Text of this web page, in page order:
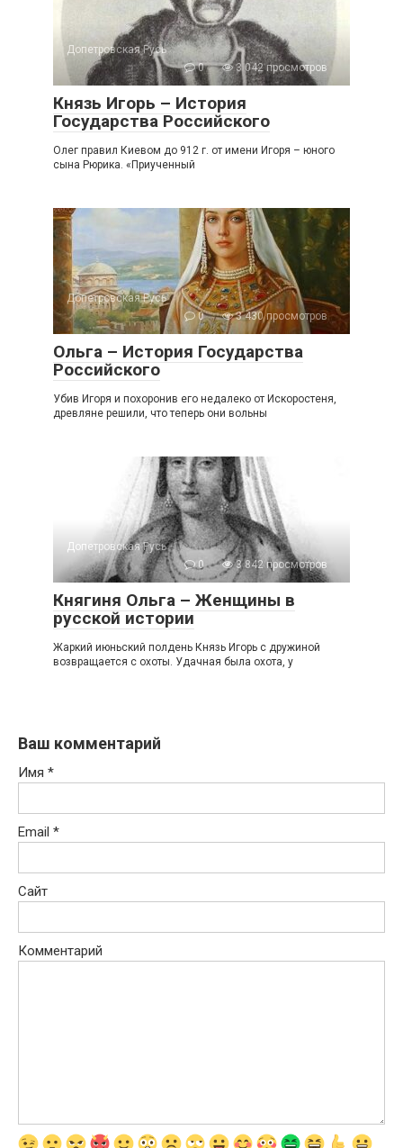
Допетровская Русь
0
3 042 просмотров
Князь Игорь – История
Государства Российского
Олег правил Киевом до 912 г. от имени Игоря – юного
сына Рюрика. «Приученный
Допетровская Русь
0
3 430 просмотров
Ольга – История Государства
Российского
Убив Игоря и похоронив его недалеко от Искоростеня,
древляне решили, что теперь они вольны
Допетровская Русь
0
3 842 просмотров
Княгиня Ольга – Женщины в
русской истории
Жаркий июньский полдень Князь Игорь с дружиной
возвращается с охоты. Удачная была охота, у
Ваш комментарий
Имя *
Email *
Сайт
Комментарий